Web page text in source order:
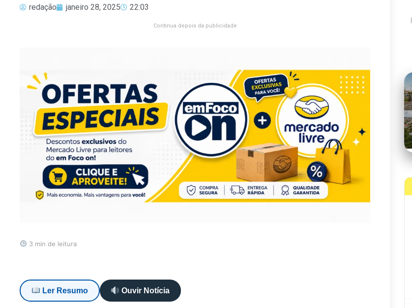
redação janeiro 28, 2025 22:03
Continua depois da publicidade
3 min de leitura
Ler Resumo Ouvir Notícia